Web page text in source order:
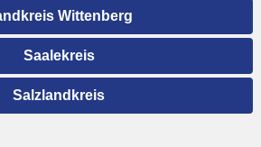
Wittenberg
Saalekreis
Salzlandkreis